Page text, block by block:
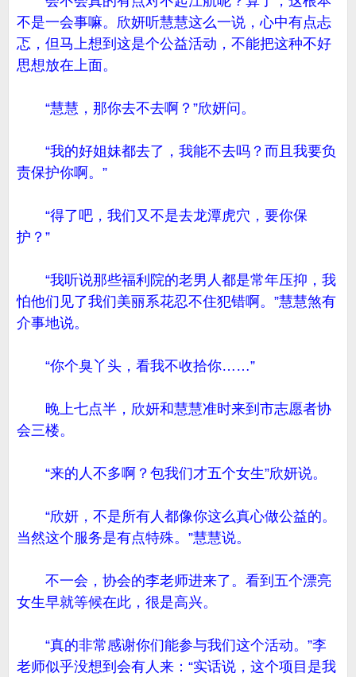
不是一会事嘛。欣妍听慧慧这么一说，心中有点忐
忑，但马上想到这是个公益活动，不能把这种不好
思想放在上面。
“慧慧，那你去不去啊？”欣妍问。
“我的好姐妹都去了，我能不去吗？而且我要负
责保护你啊。”
“得了吧，我们又不是去龙潭虎穴，要你保
护？”
“我听说那些福利院的老男人都是常年压抑，我
怕他们见了我们美丽系花忍不住犯错啊。”慧慧煞有
介事地说。
“你个臭丫头，看我不收拾你……”
晚上七点半，欣妍和慧慧准时来到市志愿者协
会三楼。
“来的人不多啊？包我们才五个女生”欣妍说。
“欣妍，不是所有人都像你这么真心做公益的。
当然这个服务是有点特殊。”慧慧说。
不一会，协会的李老师进来了。看到五个漂亮
女生早就等候在此，很是高兴。
“真的非常感谢你们能参与我们这个活动。”李
老师似乎没想到会有人来：“实话说，这个项目是我